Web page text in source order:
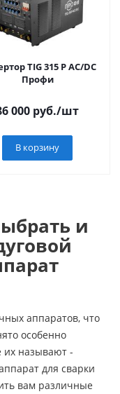
TIG 315 P AC/DC
Профи
000 руб./шт
В корзину
и
аппаратов, что
особенно
их называют -
для сварки
вам различные